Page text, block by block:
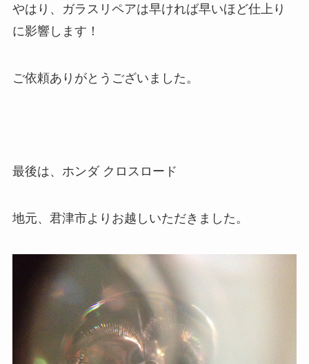
やはり、ガラスリペアは早ければ早いほど仕上り
に影響します！
ご依頼ありがとうございました。
最後は、ホンダ クロスロード
地元、君津市よりお越しいただきました。